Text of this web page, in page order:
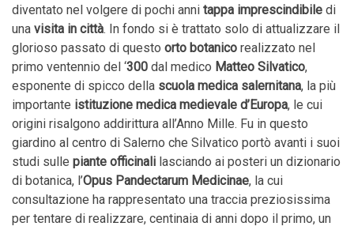
diventato nel volgere di pochi anni tappa imprescindibile di
una visita in città. In fondo si è trattato solo di attualizzare il
glorioso passato di questo orto botanico realizzato nel
primo ventennio del ‘300 dal medico Matteo Silvatico,
esponente di spicco della scuola medica salernitana, la più
importante istituzione medica medievale d’Europa, le cui
origini risalgono addirittura all’Anno Mille. Fu in questo
giardino al centro di Salerno che Silvatico portò avanti i suoi
studi sulle piante officinali lasciando ai posteri un dizionario
di botanica, l’Opus Pandectarum Medicinae, la cui
consultazione ha rappresentato una traccia preziosissima
per tentare di realizzare, centinaia di anni dopo il primo, un